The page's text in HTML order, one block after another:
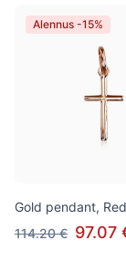
Alennus -15%
Gold pendant,
114.20 € 97.07